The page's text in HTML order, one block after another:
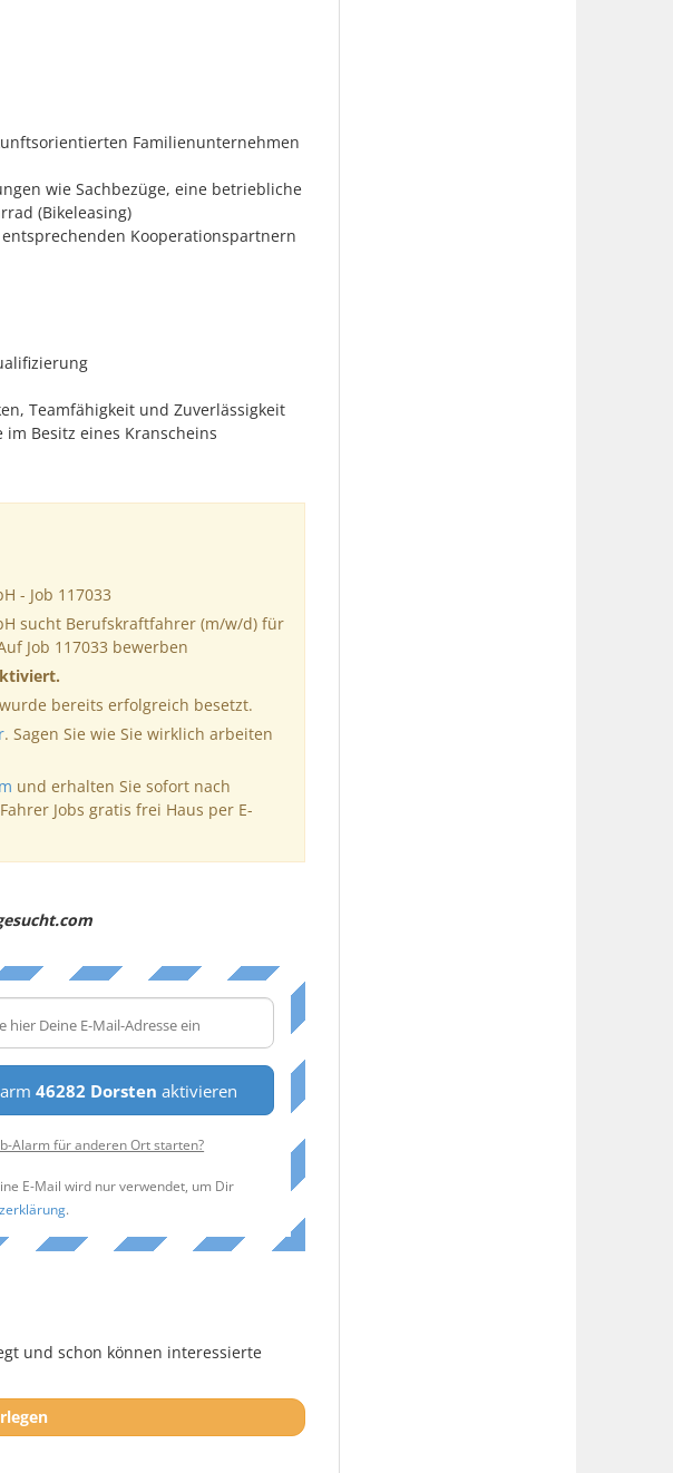
Familienunternehmen
wie Sachbezüge, eine betriebliche
(Bikeleasing)
Kooperationspartnern
Teamfähigkeit und Zuverlässigkeit
Besitz eines Kranscheins
- Job 117033
sucht Berufskraftfahrer (m/w/d) für
Job 117033 bewerben
bereits erfolgreich besetzt.
. Sagen Sie wie Sie wirklich arbeiten
und erhalten Sie sofort nach
Jobs gratis frei Haus per E-
46282 Dorsten aktivieren
Alarm für anderen Ort starten?
E-Mail wird nur verwendet, um Dir
.
und schon können interessierte